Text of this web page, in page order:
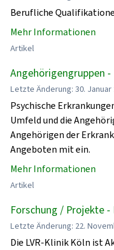
Berufliche
Mehr Informationen
Artikel
Angehörigengruppen -
Letzte Änderung: 30. Januar
Psychische
Umfeld und die
Angehörigen der
Angeboten mit ein.
Mehr Informationen
Artikel
Forschung / Projekte -
Letzte Änderung: 22.
Die LVR-Klinik Köln ist